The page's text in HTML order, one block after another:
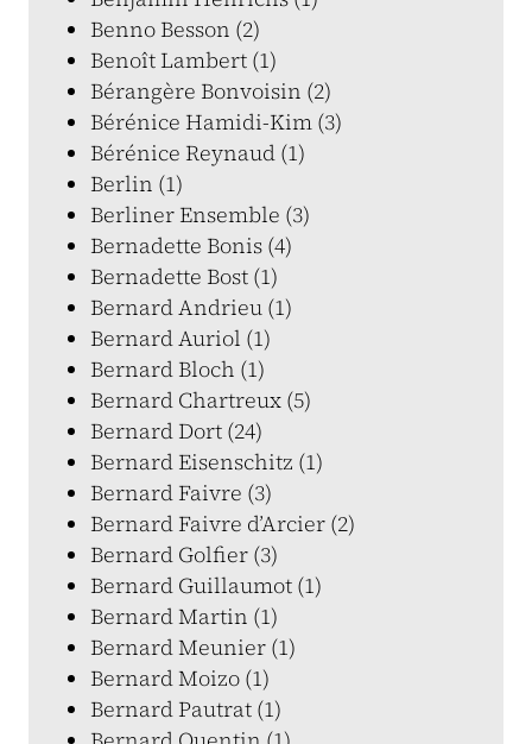
Benno Besson (2)
Benoît Lambert (1)
Bérangère Bonvoisin (2)
Bérénice Hamidi-Kim (3)
Bérénice Reynaud (1)
Berlin (1)
Berliner Ensemble (3)
Bernadette Bonis (4)
Bernadette Bost (1)
Bernard Andrieu (1)
Bernard Auriol (1)
Bernard Bloch (1)
Bernard Chartreux (5)
Bernard Dort (24)
Bernard Eisenschitz (1)
Bernard Faivre (3)
Bernard Faivre d’Arcier (2)
Bernard Golfier (3)
Bernard Guillaumot (1)
Bernard Martin (1)
Bernard Meunier (1)
Bernard Moizo (1)
Bernard Pautrat (1)